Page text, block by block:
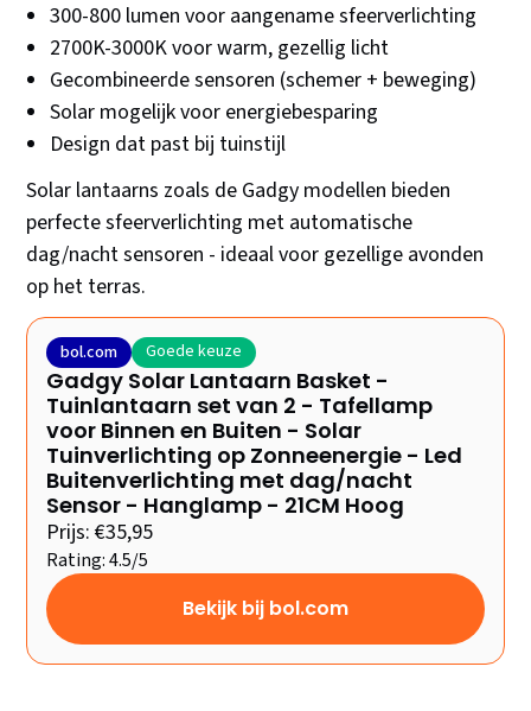
300-800 lumen voor aangename sfeerverlichting
2700K-3000K voor warm, gezellig licht
Gecombineerde sensoren (schemer + beweging)
Solar mogelijk voor energiebesparing
Design dat past bij tuinstijl
Solar lantaarns zoals de Gadgy modellen bieden
perfecte sfeerverlichting met automatische
dag/nacht sensoren - ideaal voor gezellige avonden
op het terras.
bol.com Goede keuze
Gadgy Solar Lantaarn Basket -
Tuinlantaarn set van 2 - Tafellamp
voor Binnen en Buiten - Solar
Tuinverlichting op Zonneenergie - Led
Buitenverlichting met dag/nacht
Sensor - Hanglamp - 21CM Hoog
Prijs: €35,95
Rating: 4.5/5
Bekijk bij bol.com